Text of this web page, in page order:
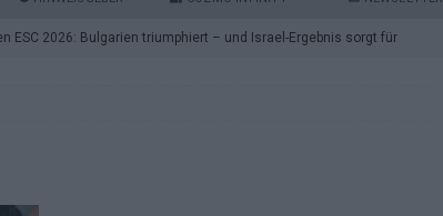
ESC 2026: Bulgarien triumphiert – und Israel-Ergebnis sorgt für
Showacts im ESC-Finale 2026 in Wien
auf Platz 2: ESC-Finale-Startreihenfolge hat